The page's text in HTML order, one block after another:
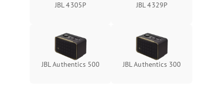
JBL 4305P JBL 4329P
JBL Authentics 500 JBL Authentics 300